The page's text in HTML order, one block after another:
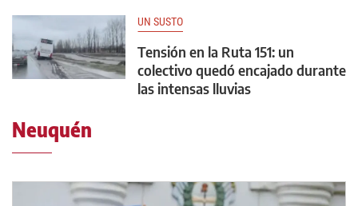
UN SUSTO
Tensión en la Ruta 151: un
colectivo quedó encajado durante
las intensas lluvias
Neuquén